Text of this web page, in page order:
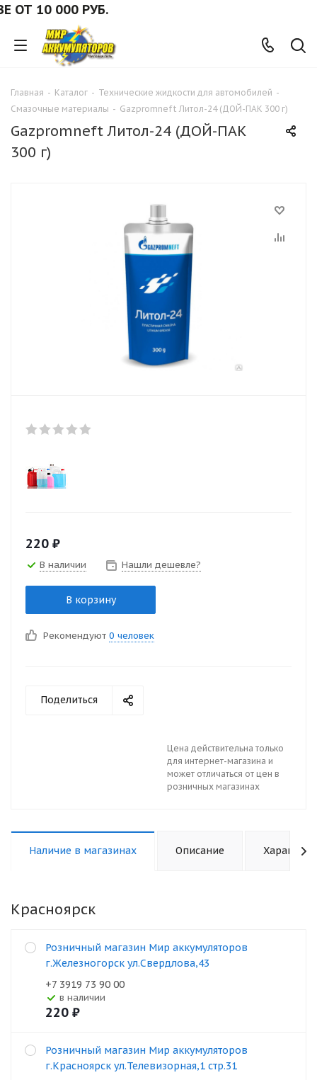
10 000 РУБ.
Главная - Каталог - Технические жидкости для автомобилей -
Смазочные материалы - Gazpromneft Литол-24 (ДОЙ-ПАК 300 г)
Gazpromneft Литол-24 (ДОЙ-ПАК
300 г)
220 ₽
В наличии Нашли дешевле?
В корзину
Рекомендуют 0 человек
Поделиться
Цена действительна только
для интернет-магазина и
может отличаться от цен в
розничных магазинах
Наличие в магазинах Описание
Красноярск
Розничный магазин Мир аккумуляторов
г.Железногорск ул.Свердлова,43
+7 3919 73 90 00
В наличии
220 ₽
Розничный магазин Мир аккумуляторов
г.Красноярск ул.Телевизорная,1 стр.31